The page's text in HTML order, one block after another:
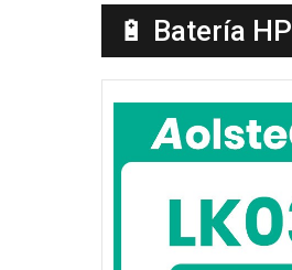
🔋 Batería